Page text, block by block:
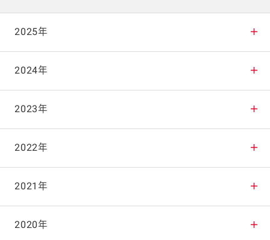
2025年
2025年12月
2025年11月
2025年10月
2025年9月
2025年8月
2024年
2024年12月
2024年11月
2024年10月
2024年9月
2023年
2023年12月
2023年11月
2023年10月
2022年
2022年12月
2022年11月
2021年
2021年12月
2020年